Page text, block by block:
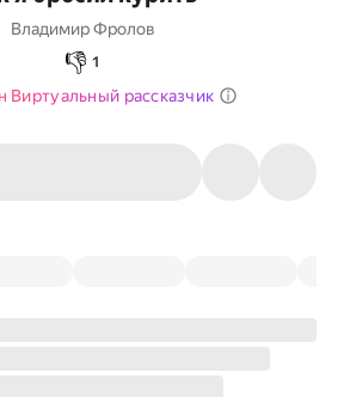
Владимир Фролов
👎 1
Виртуальный рассказчик